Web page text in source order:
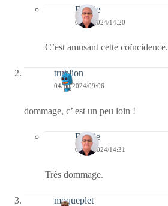
Bernie
06/10/2024/14:20
C’est amusant cette coïncidence.
trublion
04/10/2024/09:06
dommage, c’ est un peu loin !
Bernie
06/10/2024/14:31
Très dommage.
moqueplet